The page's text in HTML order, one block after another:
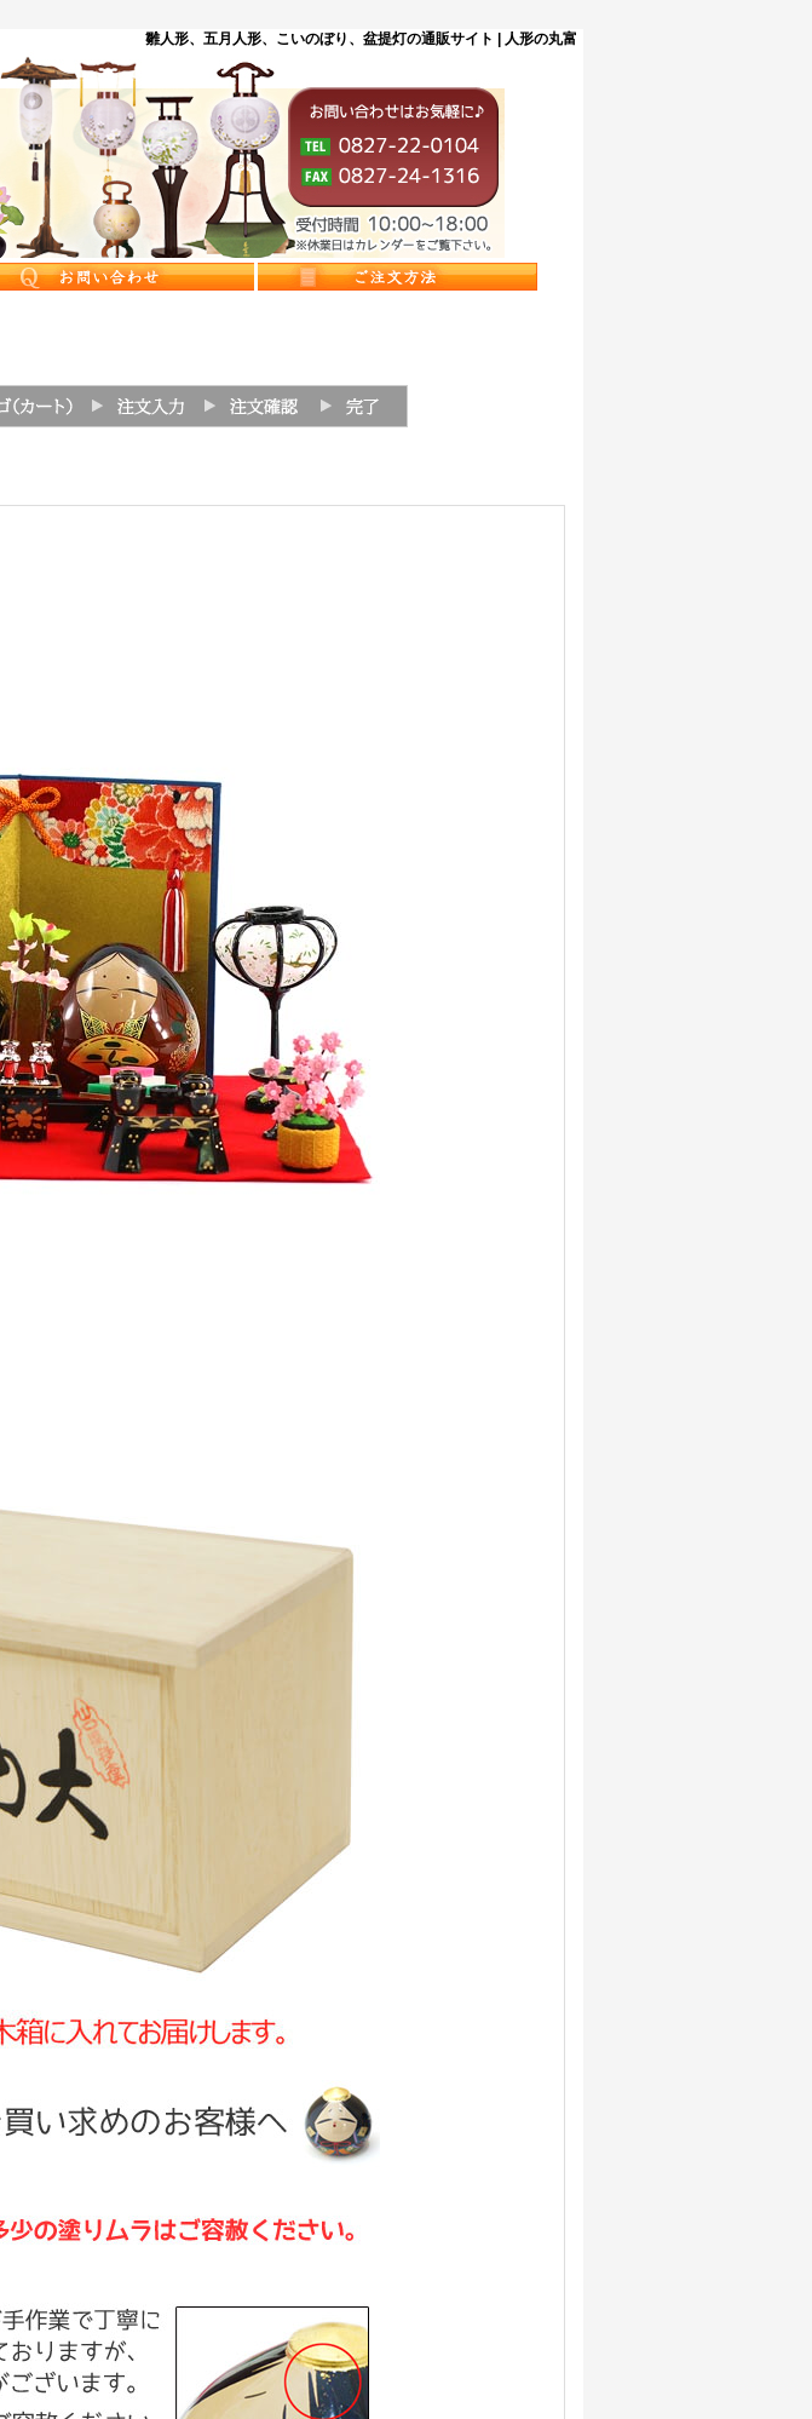
雛人形、五月人形、こいのぼり、盆提灯の通販サイト | 人形の丸富